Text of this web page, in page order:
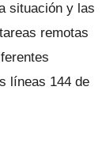
situación y las
remotas
líneas 144 de